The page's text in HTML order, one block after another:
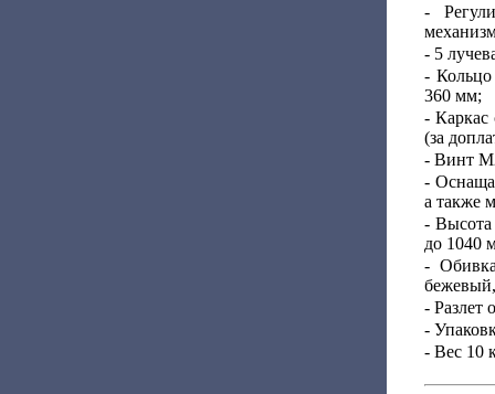
-
- 5
- Кольцо
360 мм;
- Каркас
(за
- Винт
-
а также
- Высота
до 1040
-
- Разлет
-
- Вес 10